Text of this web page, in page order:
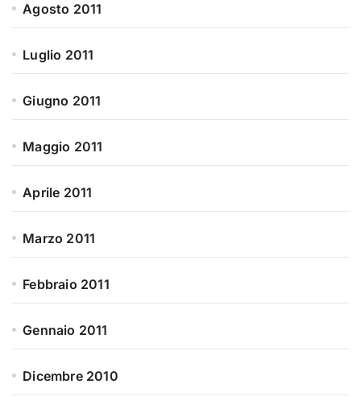
Agosto 2011
Luglio 2011
Giugno 2011
Maggio 2011
Aprile 2011
Marzo 2011
Febbraio 2011
Gennaio 2011
Dicembre 2010